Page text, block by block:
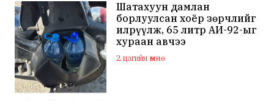
Шатахуун дамлан
борлуулсан хоёр зөрчлийг
илрүүлж, 65 литр АИ-92-ыг
хураан авчээ
2 цагийн өмнө